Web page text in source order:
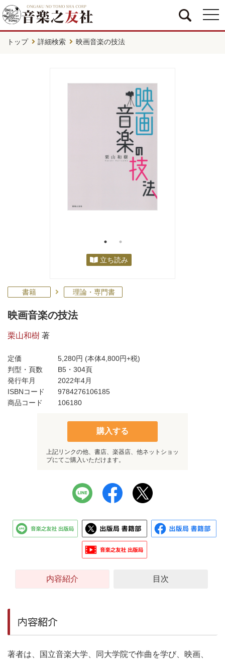
トップ 詳細検索 映画音楽の技法
立ち読み
書籍 理論・専門書
映画音楽の技法
栗山和樹 著
定価 5,280円 (本体4,800円+税)
判型・頁数
B5・304頁
発行年月
2022年4月
ISBNコード
9784276106185
商品コード
106180
購入する
上記リンクの他、書店、楽器店、他ネットショッ
プにてご購入いただけます。
内容紹介 目次
内容紹介
著者は、国立音楽大学、同大学院で作曲を学び、映画、